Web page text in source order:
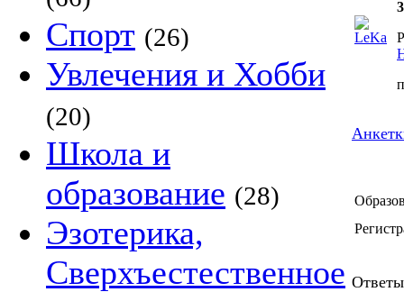
Спорт (26)
Увлечения и Хобби
(20)
Школа и
образование (28)
Эзотерика,
Сверхъестественное